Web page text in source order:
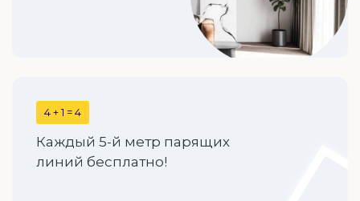
4 + 1 = 4
Каждый 5-й метр парящих
линий бесплатно!